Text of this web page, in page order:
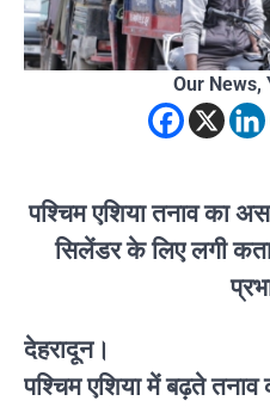
Our News,
पश्चिम एशिया तनाव का
सिलेंडर के लिए लगी
देहरादून।
पश्चिम एशिया में बढ़ते